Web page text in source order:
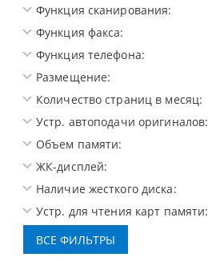
Функция сканирования:
Функция факса:
Функция телефона:
Размещение:
Количество страниц в месяц:
Устр. автоподачи оригиналов:
Объем памяти:
ЖК-дисплей:
Наличие жесткого диска:
Устр. для чтения карт памяти: